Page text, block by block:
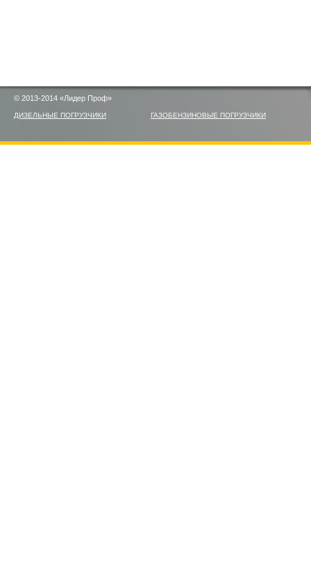
© 2013-2014 «Лидер Проф»
ДИЗЕЛЬНЫЕ ПОГРУЗЧИКИ ГАЗОБЕНЗИНОВЫЕ ПОГРУЗЧИКИ